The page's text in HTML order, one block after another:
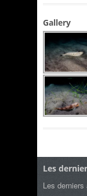
Gallery
Les
Les derniers